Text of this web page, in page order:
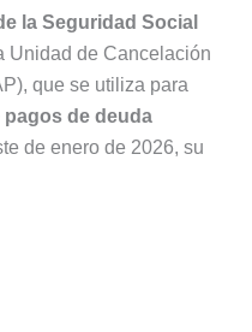
la Seguridad Social
Unidad de Cancelación
que se utiliza para
pagos de deuda
de enero de 2026, su